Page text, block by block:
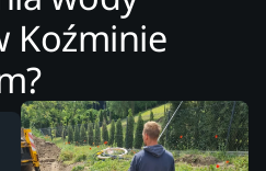
Koźminie